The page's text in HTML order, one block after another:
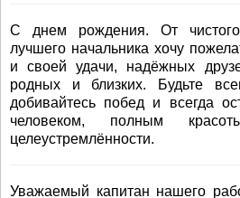
С днем рождения. От
лучшего начальника хочу
и своей удачи, надёжных
родных и близких. Будьте
добивайтесь побед и всегда
человеком, полным
целеустремлённости.
Уважаемый капитан нашего